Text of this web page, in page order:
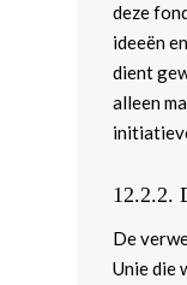
deze
ideeën
dient
alleen
12.2.2.
De
Unie die